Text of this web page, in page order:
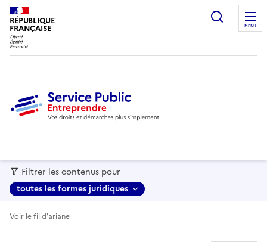
RÉPUBLIQUE
FRANÇAISE MENU
Filtrer les contenus pour
toutes les formes juridiques
Voir le fil d'ariane